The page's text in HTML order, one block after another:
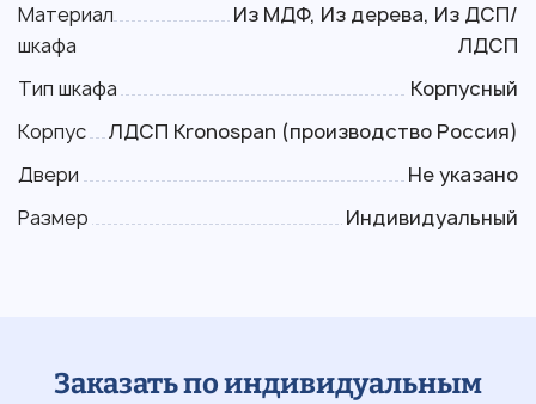
Материал
шкафа
Из МДФ, Из дерева, Из ДСП/
ЛДСП
Тип шкафа
Корпусный
Корпус
ЛДСП Kronospan (производство Россия)
Двери
Не указано
Размер
Индивидуальный
Заказать по индивидуальным